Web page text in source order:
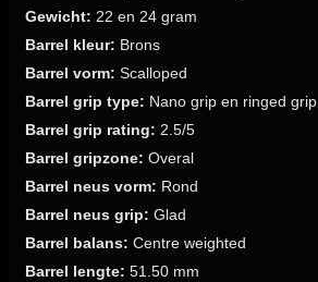
Gewicht: 22 en 24 gram
Barrel kleur: Brons
Barrel vorm: Scalloped
Barrel grip type: Nano grip en ringed grip
Barrel grip rating: 2.5/5
Barrel gripzone: Overal
Barrel neus vorm: Rond
Barrel neus grip: Glad
Barrel balans: Centre weighted
Barrel lengte: 51.50 mm